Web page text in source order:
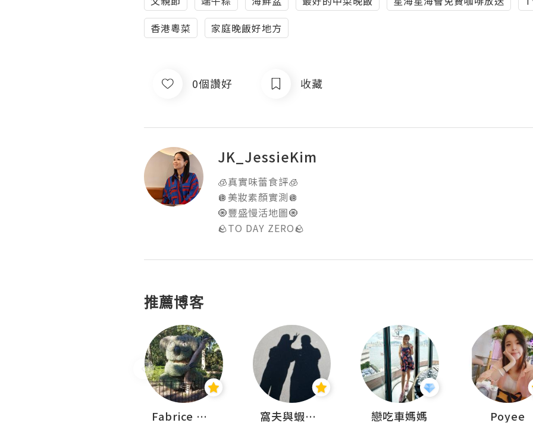
香港粵菜
家庭晚飯好地方
0個讚好 收藏
JK_JessieKim
🧊真實味蕾食評🧊
🪩美妝素顏實測🪩
🧿豐盛慢活地圖🧿
🪨TO DAY ZERO🪨
推薦博客
Fabrice 嚐味 窩夫與蝦子餅 戀吃車媽媽 Poyee